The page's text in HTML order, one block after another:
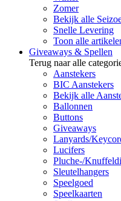
Zomer
Bekijk alle
Snelle Levering
Toon alle
Giveaways & Spellen
Terug naar alle
Aanstekers
BIC Aanstekers
Bekijk alle
Ballonnen
Buttons
Giveaways
Lanyards/
Lucifers
Pluche-/
Sleutelhangers
Speelgoed
Speelkaarten